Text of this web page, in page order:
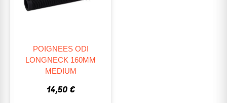
POIGNEES ODI
LONGNECK 160MM
MEDIUM
14,50 €